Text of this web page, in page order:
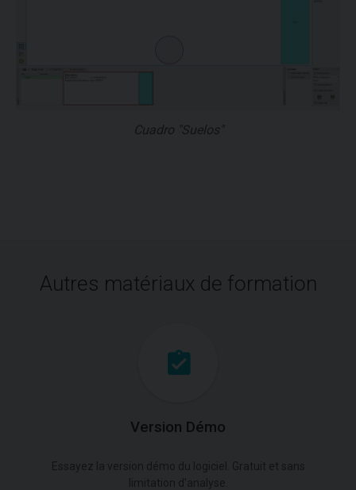
Cuadro "Suelos"
Autres matériaux de formation
Version Démo